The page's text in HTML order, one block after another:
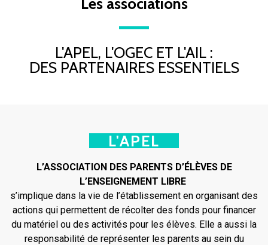
L'APEL, L'OGEC ET L'AIL :
DES PARTENAIRES ESSENTIELS
L'APEL
L’ASSOCIATION DES PARENTS D’ÉLÈVES DE
L’ENSEIGNEMENT LIBRE
s’implique dans la vie de l’établissement en organisant des
actions qui permettent de récolter des fonds pour financer
du matériel ou des activités pour les élèves. Elle a aussi la
responsabilité de représenter les parents au sein du